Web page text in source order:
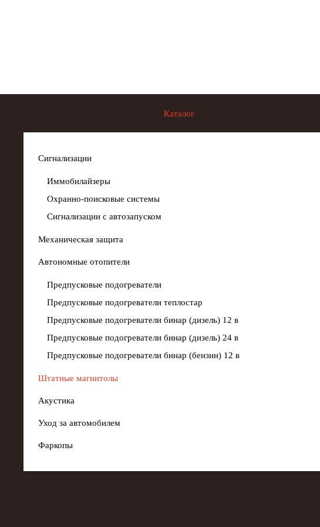
Каталог
Сигнализации
Иммобилайзеры
Охранно-поисковые системы
Сигнализации с автозапуском
Механическая защита
Автономные отопители
Предпусковые подогреватели
Предпусковые подогреватели теплостар
Предпусковые подогреватели бинар (дизель) 12 в
Предпусковые подогреватели бинар (дизель) 24 в
Предпусковые подогреватели бинар (бензин) 12 в
Штатные магнитолы
Акустика
Уход за автомобилем
Фаркопы